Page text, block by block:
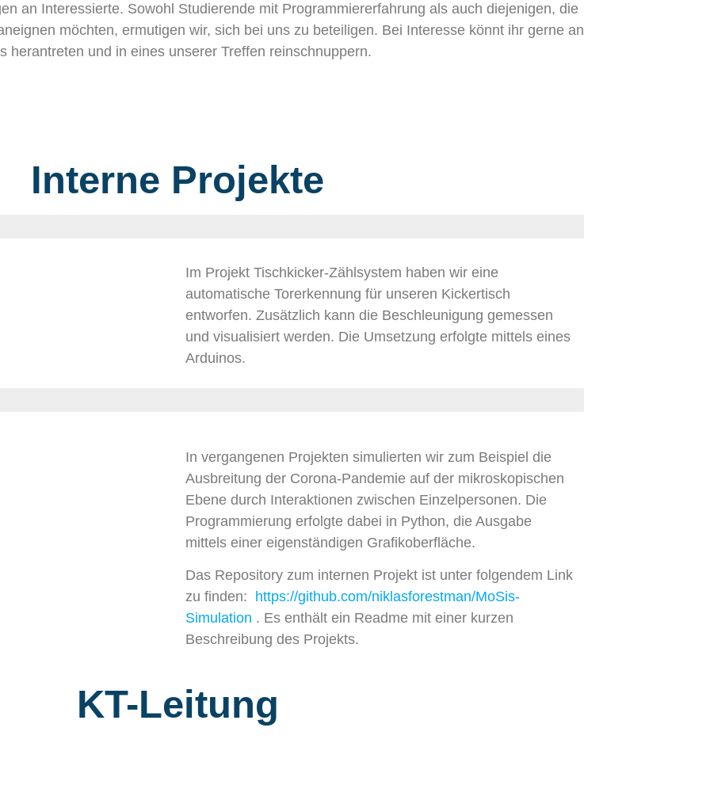
an Interessierte. Sowohl Studierende mit Programmiererfahrung als auch diejenigen, die
möchten, ermutigen wir, sich bei uns zu beteiligen. Bei Interesse könnt ihr gerne an
herantreten und in eines unserer Treffen reinschnuppern.
Interne Projekte
Im Projekt Tischkicker-Zählsystem haben wir eine
automatische Torerkennung für unseren Kickertisch
entworfen. Zusätzlich kann die Beschleunigung gemessen
und visualisiert werden. Die Umsetzung erfolgte mittels eines
Arduinos.
In vergangenen Projekten simulierten wir zum Beispiel die
Ausbreitung der Corona-Pandemie auf der mikroskopischen
Ebene durch Interaktionen zwischen Einzelpersonen. Die
Programmierung erfolgte dabei in Python, die Ausgabe
mittels einer eigenständigen Grafikoberfläche.
Das Repository zum internen Projekt ist unter folgendem Link
zu finden: https://github.com/niklasforestman/MoSis-
Simulation . Es enthält ein Readme mit einer kurzen
Beschreibung des Projekts.
KT-Leitung